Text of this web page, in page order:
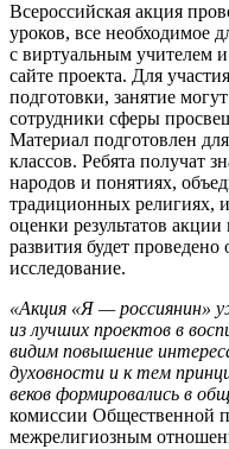
Всероссийская акция
уроков, все необходимое
с виртуальным учителем
сайте проекта. Для
подготовки, занятие
сотрудники сферы
Материал подготовлен
классов. Ребята получат
народов и понятиях,
традиционных религиях,
оценки результатов
развития будет проведено
исследование.
«Акция «Я — россиянин»
из лучших проектов в
видим повышение
духовности и к тем
веков формировались в
комиссии Общественной
межрелигиозным